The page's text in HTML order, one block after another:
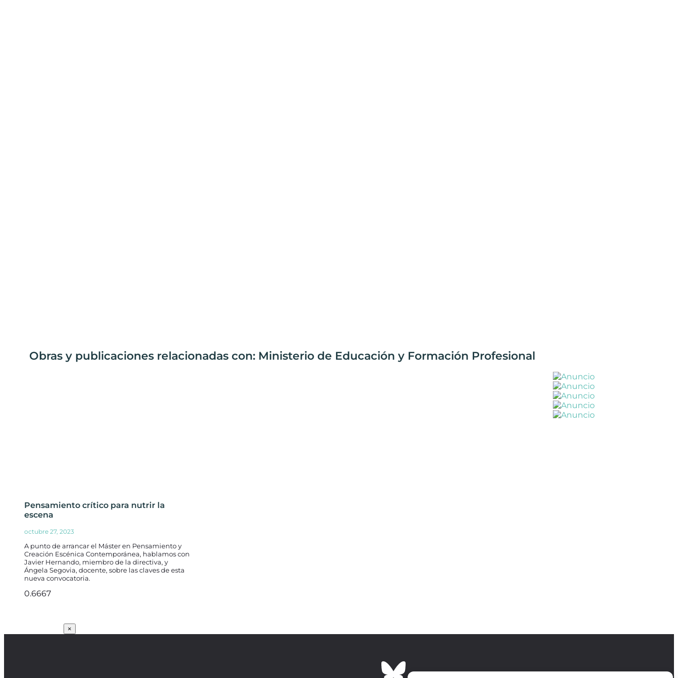
Obras y publicaciones relacionadas con: Ministerio de Educación y Formación Profesional
Pensamiento crítico para nutrir la
escena
octubre 27, 2023
A punto de arrancar el Máster en Pensamiento y
Creación Escénica Contemporánea, hablamos con
Javier Hernando, miembro de la directiva, y
Ángela Segovia, docente, sobre las claves de esta
nueva convocatoria.
×